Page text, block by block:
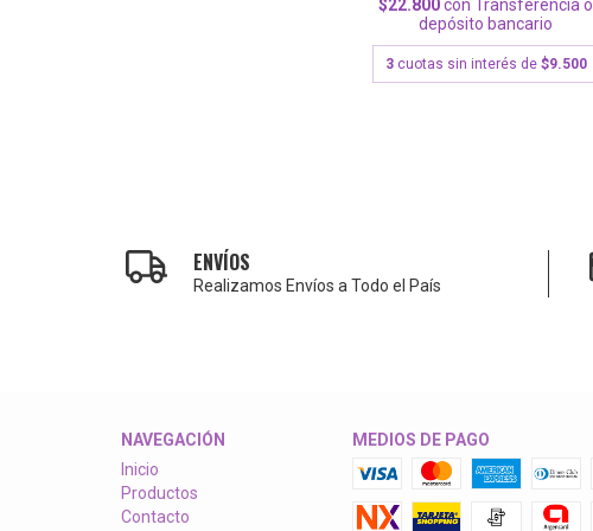
$22.800con
Transferencia o
depósito bancario
3 cuotas sin interés de $9.500
ENVÍOS
Realizamos Envíos a Todo el País
NAVEGACIÓN
Inicio
Productos
Contacto
MEDIOS DE PAGO